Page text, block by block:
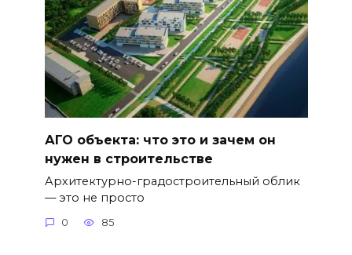
АГО объекта: что это и зачем он
нужен в строительстве
Архитектурно-градостроительный облик
— это не просто
0 85